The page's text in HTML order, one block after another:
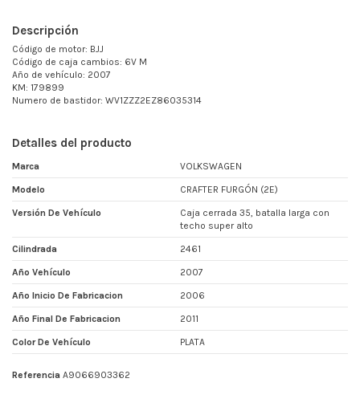
Descripción
Código de motor: BJJ
Código de caja cambios: 6V M
Año de vehículo: 2007
KM: 179899
Numero de bastidor: WV1ZZZ2EZ86035314
Detalles del producto
Marca VOLKSWAGEN
Modelo CRAFTER FURGÓN (2E)
Versión De Vehículo
Caja cerrada 35, batalla larga con
techo super alto
Cilindrada 2461
Año Vehículo 2007
Año Inicio De Fabricacion 2006
Año Final De Fabricacion 2011
Color De Vehículo PLATA
Referencia A9066903362